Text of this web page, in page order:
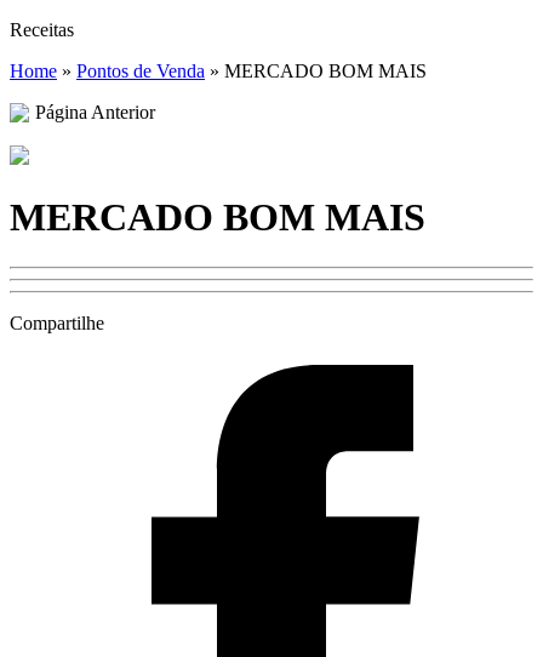
Receitas
Home » Pontos de Venda » MERCADO BOM MAIS
Página Anterior
MERCADO BOM MAIS
Compartilhe